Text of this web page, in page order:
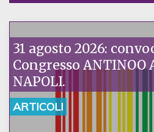
31 agosto 2026:
Congresso ANTINOO
NAPOLI.
ARTICOLI